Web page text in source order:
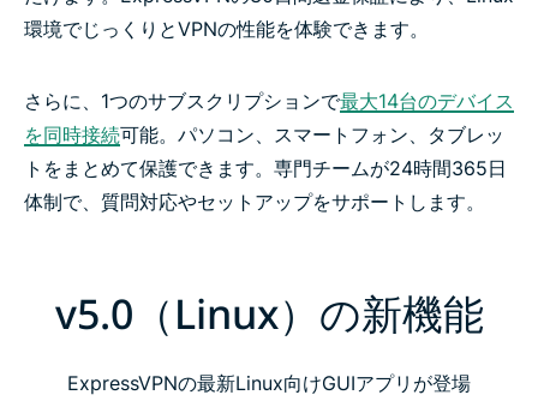
環境でじっくりとVPNの性能を体験できます。
さらに、1つのサブスクリプションで最大14台のデバイス
を同時接続可能。パソコン、スマートフォン、タブレッ
トをまとめて保護できます。専門チームが24時間365日
体制で、質問対応やセットアップをサポートします。
v5.0（Linux）の新機能
ExpressVPNの最新Linux向けGUIアプリが登場